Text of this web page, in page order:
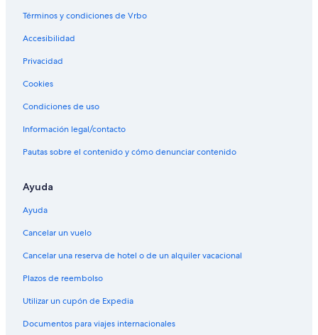
Términos y condiciones de Vrbo
Accesibilidad
Privacidad
Cookies
Condiciones de uso
Información legal/contacto
Pautas sobre el contenido y cómo denunciar contenido
Ayuda
Ayuda
Cancelar un vuelo
Cancelar una reserva de hotel o de un alquiler vacacional
Plazos de reembolso
Utilizar un cupón de Expedia
Documentos para viajes internacionales